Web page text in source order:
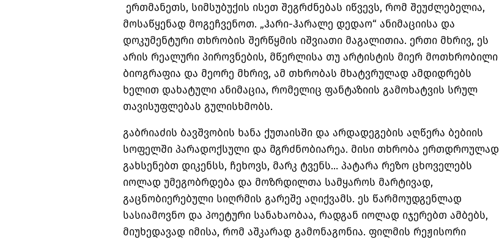
ერთმანეთს, სიმსუბუქის ისეთ შეგრძნებას იწვევს, რომ შეუძლებელია,
მოსაწყენად მოგეჩვენოთ. „ჰარი-ჰარალე დედაო“ ანიმაციისა და
დოკუმენტური თხრობის შერწყმის იშვიათი მაგალითია. ერთი მხრივ, ეს
არის რეალური პიროვნების, მწერლისა თუ არტისტის მიერ მოთხრობილი
ბიოგრაფია და მეორე მხრივ, ამ თხრობას მხატვრულად ამდიდრებს
ხელით დახატული ანიმაცია, რომელიც ფანტაზიის გამოხატვის სრულ
თავისუფლებას გულისხმობს.
გაბრიაძის ბავშვობის ხანა ქუთაისში და არდადეგების აღწერა ბებიის
სოფელში პარადოქსული და მგრძნობიარეა. მისი თხრობა ერთდროულად
გახსენებთ დიკენსს, ჩეხოვს, მარკ ტვენს… პატარა რეზო ცხოველებს
იოლად უმეგობრდება და მოზრდილთა სამყაროს მარტივად,
გაცნობიერებული სიღრმის გარეშე აღიქვამს. ეს წარმოუდგენლად
სასიამოვნო და პოეტური სანახაობაა, რადგან იოლად იჯერებთ ამბებს,
მიუხედავად იმისა, რომ აშკარად გამონაგონია. ფილმის რეჟისორი